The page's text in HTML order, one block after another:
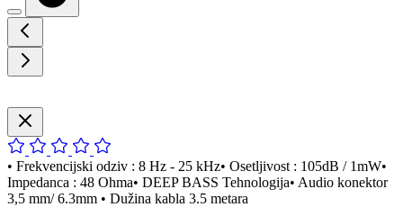
• Frekvencijski odziv : 8 Hz - 25 kHz• Osetljivost : 105dB / 1mW•
Impedanca : 48 Ohma• DEEP BASS Tehnologija• Audio konektor
3,5 mm/ 6.3mm • Dužina kabla 3.5 metara